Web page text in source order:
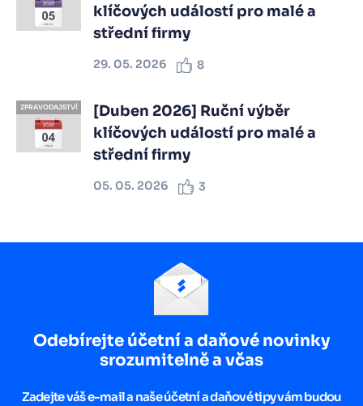
klíčových událostí pro malé a
střední firmy
29. 05. 2026 8
ZPRAVODAJSTVÍ
[Duben 2026] Ruční výběr
klíčových událostí pro malé a
střední firmy
05. 05. 2026 3
Odebírejte účetní a daňové novinky
srozumitelně a včas
Zadejte váš e-mail a naše účetní a daňové tipy vám budou